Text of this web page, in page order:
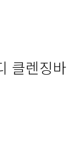
클렌징바